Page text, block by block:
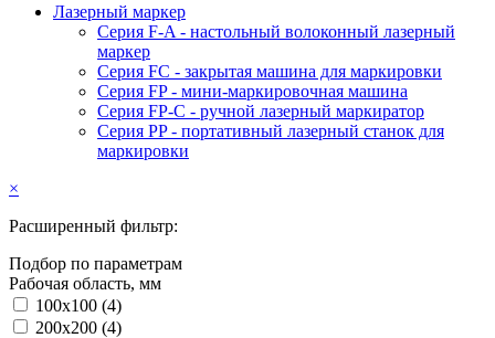
Лазерный маркер
Серия F-A - настольный волоконный лазерный
маркер
Серия FC - закрытая машина для маркировки
Серия FP - мини-маркировочная машина
Серия FP-C - ручной лазерный маркиратор
Серия PP - портативный лазерный станок для
маркировки
×
Расширенный фильтр:
Подбор по параметрам
Рабочая область, мм
100x100 (4)
200x200 (4)